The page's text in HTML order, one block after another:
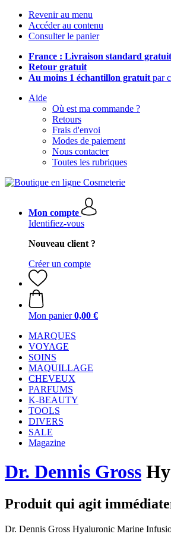
Revenir au menu
Accéder au contenu
Consulter le panier
France : Livraison standard
Retour gratuit
Au moins 1 échantillon gratuit par
Aide
Où est ma commande ?
Retours
Frais d'envoi
Modes de paiement
Nous contacter
Toutes les rubriques
Mon compte
Identifiez-vous
Nouveau client ?
Créer un compte
Mon panier 0,00 €
MARQUES
VOYAGE
SOINS
MAQUILLAGE
CHEVEUX
PARFUMS
K-BEAUTY
TOOLS
DIVERS
SALE
Magazine
Dr. Dennis Gross
Produit qui agit
Dr. Dennis Gross Hyaluronic Marine